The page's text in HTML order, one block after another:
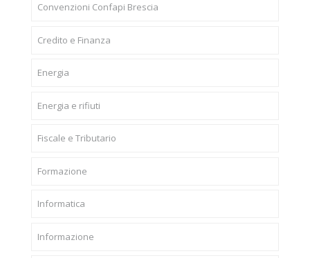
Convenzioni Confapi Brescia
Credito e Finanza
Energia
Energia e rifiuti
Fiscale e Tributario
Formazione
Informatica
Informazione